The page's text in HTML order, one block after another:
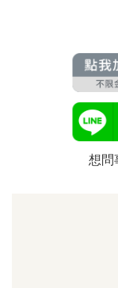
想問